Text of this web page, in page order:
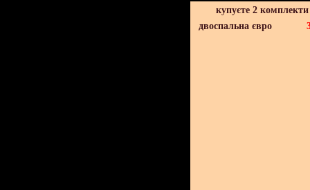
купуєте 2
двоспальна євро